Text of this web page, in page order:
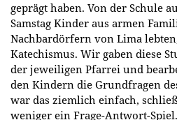
geprägt haben. Von der Schule
Samstag Kinder aus armen
Nachbardörfern von Lima
Katechismus. Wir gaben diese
der jeweiligen Pfarrei und
den Kindern die Grundfragen
war das ziemlich einfach,
weniger ein Frage-Antwort-